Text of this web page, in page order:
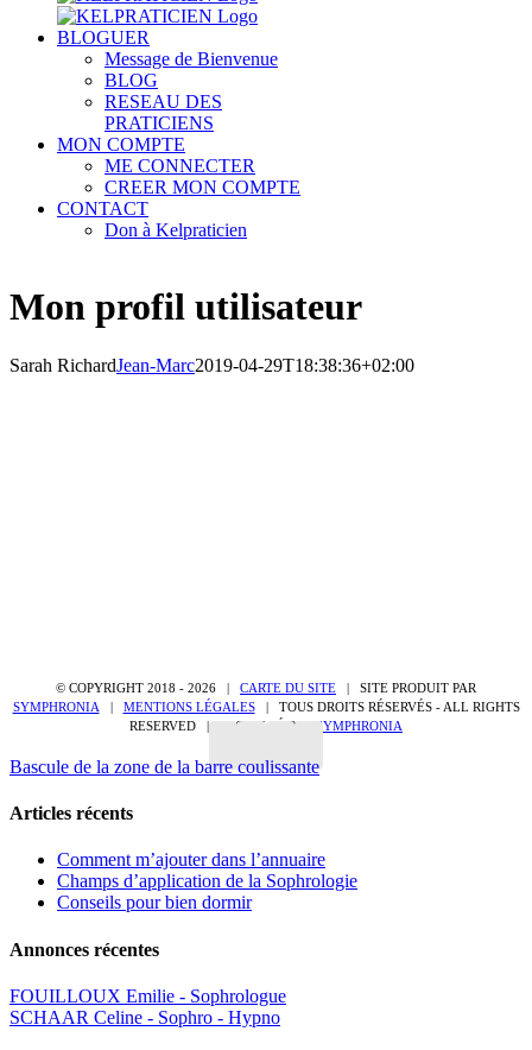
BLOGUER
Message de Bienvenue
BLOG
RESEAU DES
PRATICIENS
MON COMPTE
ME CONNECTER
CREER MON COMPTE
CONTACT
Don à Kelpraticien
Mon profil utilisateur
Sarah RichardJean-Marc2019-04-29T18:38:36+02:00
© COPYRIGHT 2018 - 2026 | CARTE DU SITE | SITE PRODUIT PAR
SYMPHRONIA | MENTIONS LÉGALES| TOUS DROITS RÉSERVÉS - ALL RIGHTS
RESERVED | PROPULSÉ PAR
SYMPHRONIA
Bascule de la zone de la barre coulissante
Articles récents
Comment m’ajouter dans l’annuaire
Champs d’application de la Sophrologie
Conseils pour bien dormir
Annonces récentes
FOUILLOUX Emilie - Sophrologue
SCHAAR Celine - Sophro - Hypno